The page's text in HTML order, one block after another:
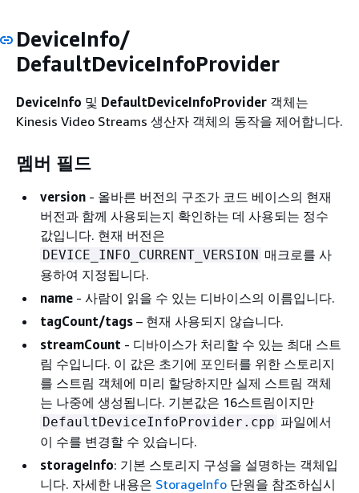
DeviceInfo/
DefaultDeviceInfoProvider
DeviceInfo 및 DefaultDeviceInfoProvider 객체는
Kinesis Video Streams 생산자 객체의 동작을 제어합니다.
멤버 필드
version - 올바른 버전의 구조가 코드 베이스의 현재
버전과 함께 사용되는지 확인하는 데 사용되는 정수
값입니다. 현재 버전은
DEVICE_INFO_CURRENT_VERSION 매크로를 사
용하여 지정됩니다.
name - 사람이 읽을 수 있는 디바이스의 이름입니다.
tagCount/tags – 현재 사용되지 않습니다.
streamCount - 디바이스가 처리할 수 있는 최대 스트
림 수입니다. 이 값은 초기에 포인터를 위한 스토리지
를 스트림 객체에 미리 할당하지만 실제 스트림 객체
는 나중에 생성됩니다. 기본값은 16스트림이지만
DefaultDeviceInfoProvider.cpp 파일에서
이 수를 변경할 수 있습니다.
storageInfo: 기본 스토리지 구성을 설명하는 객체입
니다. 자세한 내용은 StorageInfo 단원을 참조하십시